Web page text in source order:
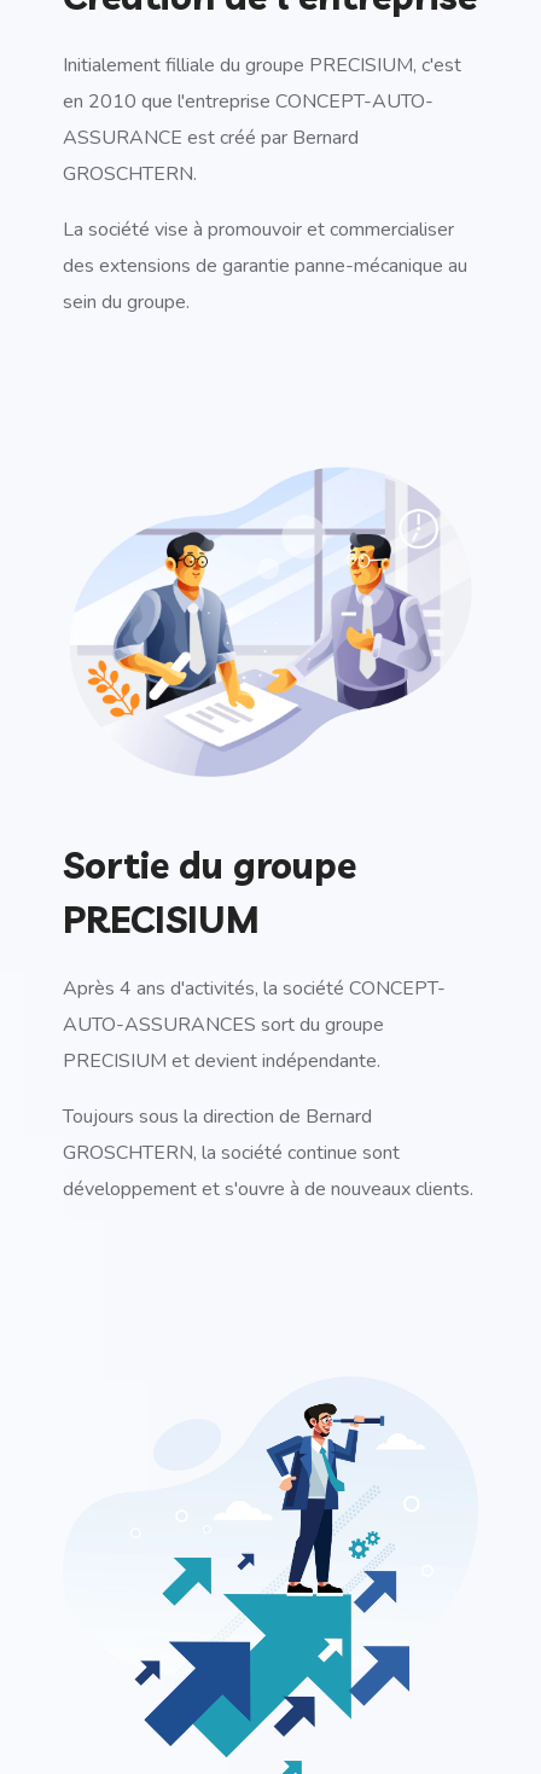
Initialement filliale du groupe PRECISIUM, c'est
en 2010 que l'entreprise CONCEPT-AUTO-
ASSURANCE est créé par Bernard
GROSCHTERN.
La société vise à promouvoir et commercialiser
des extensions de garantie panne-mécanique au
sein du groupe.
Sortie du groupe
PRECISIUM
Après 4 ans d'activités, la société CONCEPT-
AUTO-ASSURANCES sort du groupe
PRECISIUM et devient indépendante.
Toujours sous la direction de Bernard
GROSCHTERN, la société continue sont
développement et s'ouvre à de nouveaux clients.